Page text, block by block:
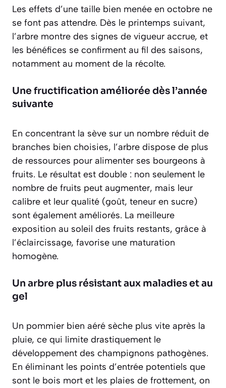
Les effets d’une taille bien menée en octobre ne
se font pas attendre. Dès le printemps suivant,
l’arbre montre des signes de vigueur accrue, et
les bénéfices se confirment au fil des saisons,
notamment au moment de la récolte.
Une fructification améliorée dès l’année
suivante
En concentrant la sève sur un nombre réduit de
branches bien choisies, l’arbre dispose de plus
de ressources pour alimenter ses bourgeons à
fruits. Le résultat est double : non seulement le
nombre de fruits peut augmenter, mais leur
calibre et leur qualité (goût, teneur en sucre)
sont également améliorés. La meilleure
exposition au soleil des fruits restants, grâce à
l’éclaircissage, favorise une maturation
homogène.
Un arbre plus résistant aux maladies et au
gel
Un pommier bien aéré sèche plus vite après la
pluie, ce qui limite drastiquement le
développement des champignons pathogènes.
En éliminant les points d’entrée potentiels que
sont le bois mort et les plaies de frottement, on